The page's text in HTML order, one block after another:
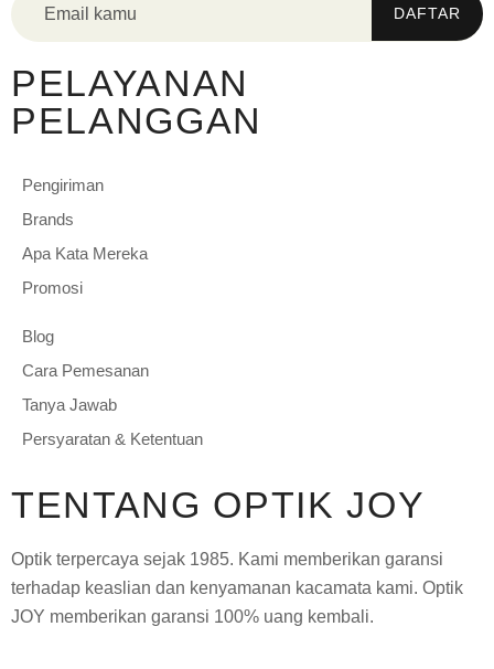
PELAYANAN
PELANGGAN
Pengiriman
Brands
Apa Kata Mereka
Promosi
Blog
Cara Pemesanan
Tanya Jawab
Persyaratan & Ketentuan
TENTANG OPTIK JOY
Optik terpercaya sejak 1985. Kami memberikan garansi
terhadap keaslian dan kenyamanan kacamata kami. Optik
JOY memberikan garansi 100% uang kembali.